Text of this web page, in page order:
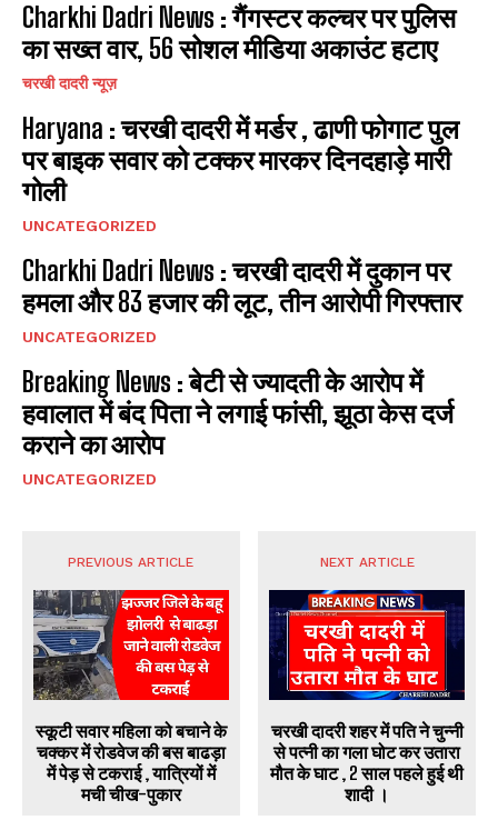
Charkhi Dadri News : गैंगस्टर कल्चर पर पुलिस
का सख्त वार, 56 सोशल मीडिया अकाउंट हटाए
चरखी दादरी न्यूज़
Haryana : चरखी दादरी में मर्डर , ढाणी फोगाट पुल
पर बाइक सवार को टक्कर मारकर दिनदहाड़े मारी
गोली
UNCATEGORIZED
Charkhi Dadri News : चरखी दादरी में दुकान पर
हमला और 83 हजार की लूट, तीन आरोपी गिरफ्तार
UNCATEGORIZED
Breaking News : बेटी से ज्यादती के आरोप में
हवालात में बंद पिता ने लगाई फांसी, झूठा केस दर्ज
कराने का आरोप
UNCATEGORIZED
PREVIOUS ARTICLE
स्कूटी सवार महिला को बचाने के
चक्कर में रोडवेज की बस बाढड़ा
में पेड़ से टकराई , यात्रियों में
मची चीख-पुकार
NEXT ARTICLE
चरखी दादरी शहर में पति ने चुन्नी
से पत्नी का गला घोट कर उतारा
मौत के घाट , 2 साल पहले हुई थी
शादी ।